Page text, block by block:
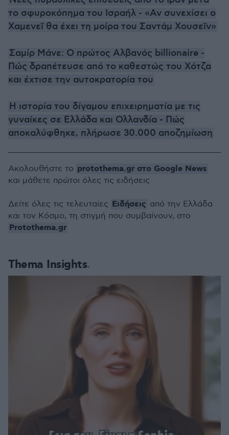
το σφυροκόπημα του Ισραήλ - «Αν συνεχίσει ο
Χαμενεΐ θα έχει τη μοίρα του Σαντάμ Χουσεΐν»
Σαμίρ Μάνε: Ο πρώτος Αλβανός billionaire -
Πώς δραπέτευσε από το καθεστώς του Χότζα
και έχτισε την αυτοκρατορία του
Η ιστορία του δίγαμου επιχειρηματία με τις
γυναίκες σε Ελλάδα και Ολλανδία - Πώς
αποκαλύφθηκε, πλήρωσε 30.000 αποζημίωση
Thema Insights
Ακολουθήστε το protothema.gr στο Google News
και μάθετε πρώτοι όλες τις ειδήσεις
Δείτε όλες τις τελευταίες Ειδήσεις από την Ελλάδα
και τον Κόσμο, τη στιγμή που συμβαίνουν, στο
Protothema.gr